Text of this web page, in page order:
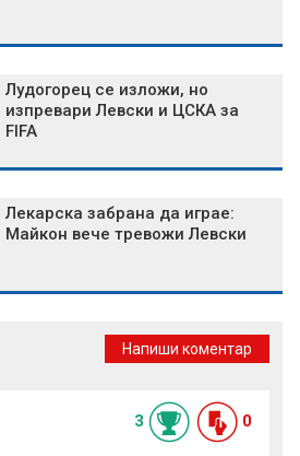
Лудогорец се изложи, но
изпревари Левски и ЦСКА за
FIFA
Лекарска забрана да играе:
Майкон вече тревожи Левски
Напиши коментар
3 0